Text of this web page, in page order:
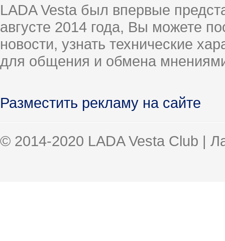
LADA Vesta был впервые
августе 2014 года, Вы можете
новости, узнать технические
для общения и обмена
Разместить рекламу на сайте
© 2014-2020 LADA Vesta Club |